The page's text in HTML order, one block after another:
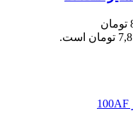
قیمت اصلی 8,463,000 تومان